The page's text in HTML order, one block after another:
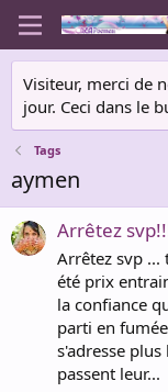
Visiteur, merci de
jour. Ceci dans le
Tags
aymen
Arrêtez
Arrêtez svp
été prix
la confiance
parti en
s'adresse
passent leur...